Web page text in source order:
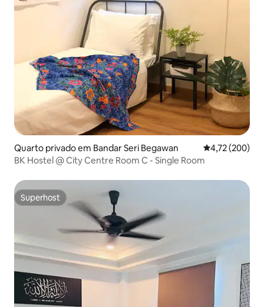
Quarto privado em Bandar Seri Begawan Classificação
4,72 (200)
BK Hostel @ City Centre Room C - Single Room
Superhost
Superhost